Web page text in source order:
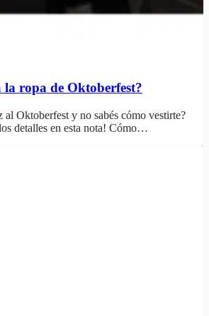
la ropa de Oktoberfest?
al Oktoberfest y no sabés cómo vestirte?
detalles en esta nota! Cómo…